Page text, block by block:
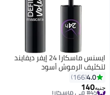
2
ايسنس ماسكارا 24 إيفر ديفايند
لتكثيف الرموش أسود
4.0
166
جنيه140
#45 في ماسكارا